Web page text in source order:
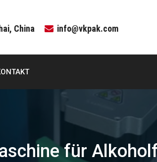
China info@vkpak.com
für